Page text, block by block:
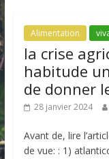
Alimentation
la crise
habitude
de donner
28 janvier 2024
Avant de, lire
de vue: : 1)